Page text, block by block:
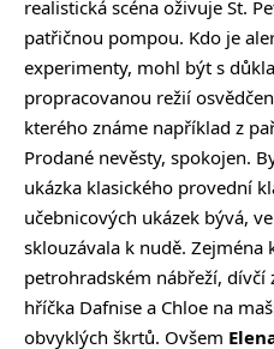
realistická scéna oživuje St.
patřičnou pompou. Kdo je
experimenty, mohl být s
propracovanou režií
kterého známe například z
Prodané nevěsty, spokojen.
ukázka klasického provední
učebnicových ukázek bývá,
sklouzávala k nudě. Zejména
petrohradském nábřeží, dívčí
hříčka Dafnise a Chloe na
obvyklých škrtů. Ovšem